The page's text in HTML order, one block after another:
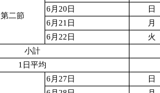
第二節
6月20日 日
6月21日 月
6月22日 火
小計
1日平均
6月27日 日